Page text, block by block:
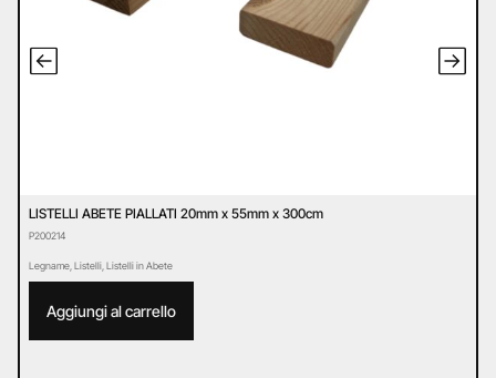
LISTELLI ABETE PIALLATI 20mm x 55mm x 300cm
P200214
Legname Listelli Listelli in Abete
Aggiungi al carrello